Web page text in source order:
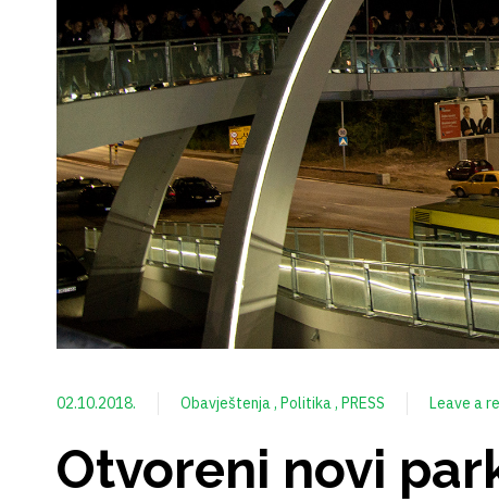
02.10.2018. Obavještenja Politika PRESS Leave a
Otvoreni novi